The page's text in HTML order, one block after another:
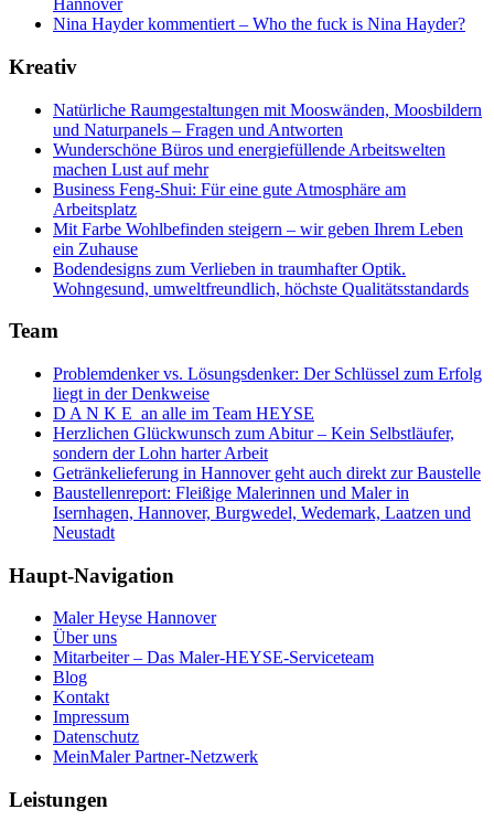
Hannover
Nina Hayder kommentiert – Who the fuck is Nina Hayder?
Kreativ
Natürliche Raumgestaltungen mit Mooswänden, Moosbildern
und Naturpanels – Fragen und Antworten
Wunderschöne Büros und energiefüllende Arbeitswelten
machen Lust auf mehr
Business Feng-Shui: Für eine gute Atmosphäre am
Arbeitsplatz
Mit Farbe Wohlbefinden steigern – wir geben Ihrem Leben
ein Zuhause
Bodendesigns zum Verlieben in traumhafter Optik.
Wohngesund, umweltfreundlich, höchste Qualitätsstandards
Team
Problemdenker vs. Lösungsdenker: Der Schlüssel zum Erfolg
liegt in der Denkweise
D A N K E an alle im Team HEYSE
Herzlichen Glückwunsch zum Abitur – Kein Selbstläufer,
sondern der Lohn harter Arbeit
Getränkelieferung in Hannover geht auch direkt zur Baustelle
Baustellenreport: Fleißige Malerinnen und Maler in
Isernhagen, Hannover, Burgwedel, Wedemark, Laatzen und
Neustadt
Haupt-Navigation
Maler Heyse Hannover
Über uns
Mitarbeiter – Das Maler-HEYSE-Serviceteam
Blog
Kontakt
Impressum
Datenschutz
MeinMaler Partner-Netzwerk
Leistungen